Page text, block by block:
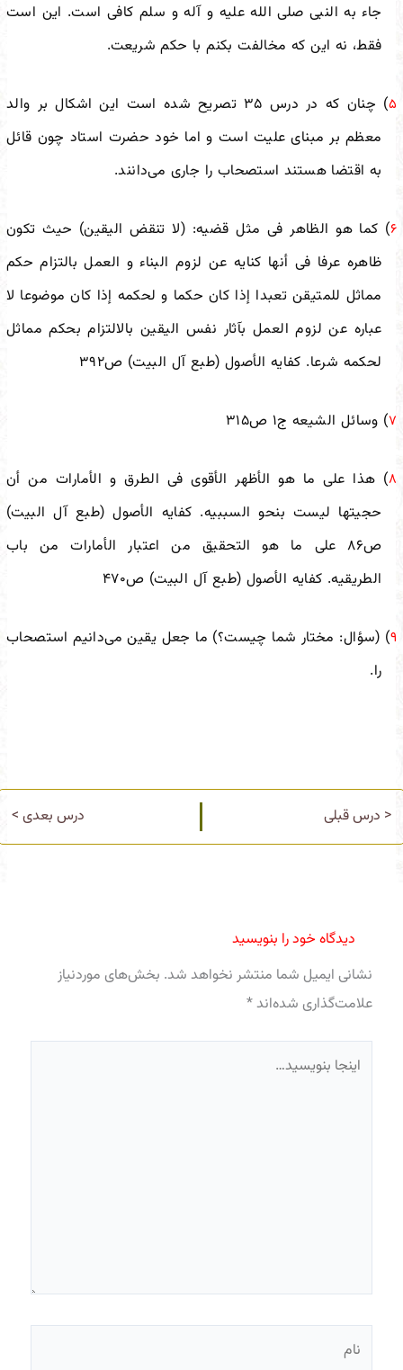
جاء به النبی صلی الله علیه و آله و سلم کافی است. این است
فقط، نه این که مخالفت بکنم با حکم شریعت.
۵
) چنان که در درس ۳۵ تصریح شده است این اشکال بر والد
معظم بر مبنای علیت است و اما خود حضرت استاد چون قائل
به اقتضا هستند استصحاب را جاری می‌دانند.
۶) کما هو الظاهر فی مثل قضیه: (لا تنقض الیقین) حیث تکون
ظاهره عرفا فی أنها کنایه عن لزوم البناء و العمل بالتزام‌ حکم‌
مماثل‌ للمتیقن‌ تعبدا إذا کان حکما و لحکمه إذا کان موضوعا لا
عباره عن لزوم العمل بآثار نفس الیقین بالالتزام بحکم مماثل
لحکمه شرعا. کفایه الأصول (طبع آل البیت) ص۳۹۲
۷) وسائل الشیعه ج‌۱ ص۳۱۵
۸) هذا على ما هو الأظهر الأقوى فی الطرق و الأمارات من أن
حجیتها لیست‌ بنحو السببیه. کفایه الأصول (طبع آل البیت)
ص۸۶ على ما هو التحقیق من اعتبار الأمارات‌ من باب
الطریقیه. کفایه الأصول (طبع آل البیت) ص۴۷۰
۹) (سؤال: مختار شما چیست؟) ما جعل یقین می‌دانیم استصحاب
را.
< درس قبلی درس بعدی >
دیدگاه‌ خود را بنویسید
نشانی ایمیل شما منتشر نخواهد شد. بخش‌های موردنیاز
علامت‌گذاری شده‌اند*